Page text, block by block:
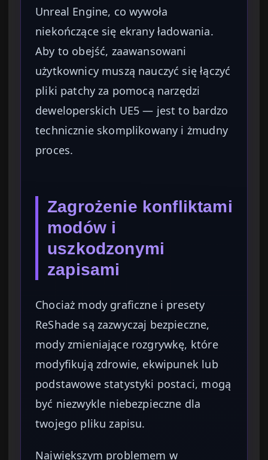
Unreal Engine, co wywoła
niekończące się ekrany ładowania.
Aby to obejść, zaawansowani
użytkownicy muszą nauczyć się łączyć
pliki patchy za pomocą narzędzi
deweloperskich UE5 — jest to bardzo
technicznie skomplikowany i żmudny
proces.
Zagrożenie konfliktami
modów i
uszkodzonymi
zapisami
Chociaż mody graficzne i presety
ReShade są zazwyczaj bezpieczne,
mody zmieniające rozgrywkę, które
modyfikują zdrowie, ekwipunek lub
podstawowe statystyki postaci, mogą
być niezwykle niebezpieczne dla
twojego pliku zapisu.
Największym problemem w